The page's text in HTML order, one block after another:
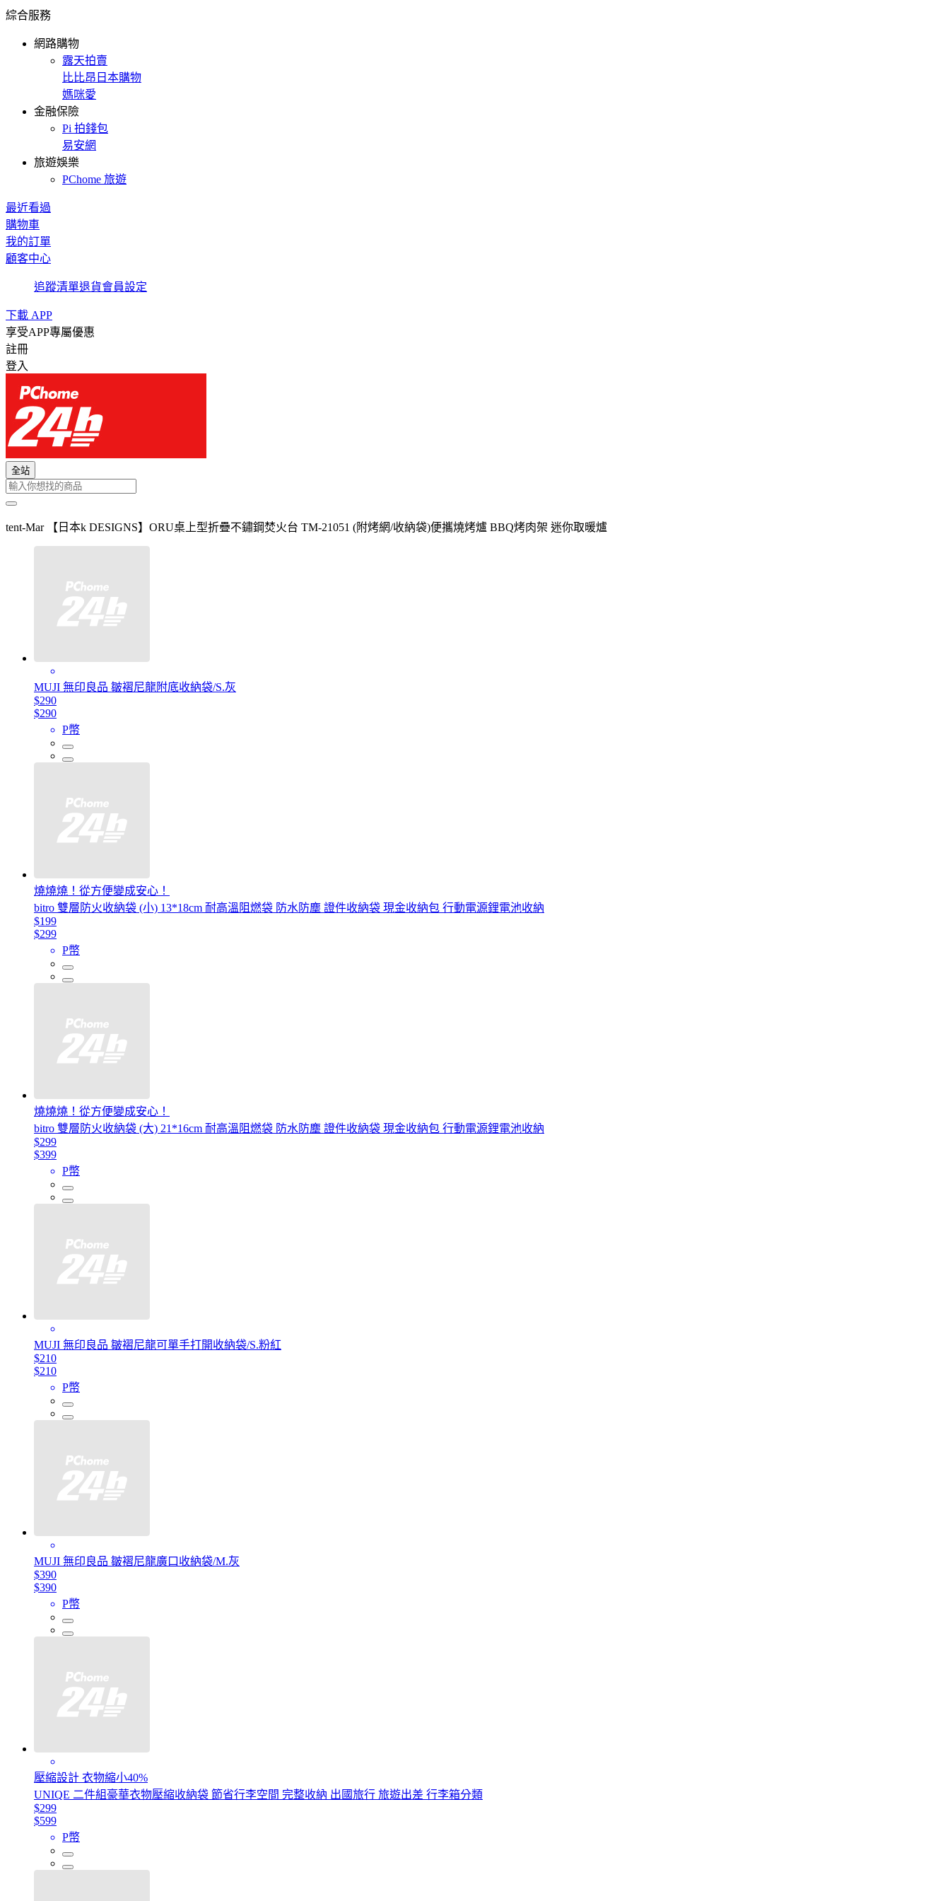
綜合服務
網路購物
露天拍賣
比比昂日本購物
媽咪愛
金融保險
Pi 拍錢包
易安網
旅遊娛樂
PChome 旅遊
最近看過
購物車
我的訂單
顧客中心
追蹤清單退貨會員設定
下載 APP
享受APP專屬優惠
註冊
登入
全站
tent-Mar 【日本k DESIGNS】ORU桌上型折疊不鏽鋼焚火台 TM-21051 (附烤網/收納袋)便攜燒烤爐 BBQ烤肉架 迷你取暖爐
MUJI 無印良品 皺褶尼龍附底收納袋/S.灰
$290
$290
P幣
燒燒燒！從方便變成安心！
bitro 雙層防火收納袋 (小) 13*18cm 耐高溫阻燃袋 防水防塵 證件收納袋 現金收納包 行動電源鋰電池收納
$199
$299
P幣
燒燒燒！從方便變成安心！
bitro 雙層防火收納袋 (大) 21*16cm 耐高溫阻燃袋 防水防塵 證件收納袋 現金收納包 行動電源鋰電池收納
$299
$399
P幣
MUJI 無印良品 皺褶尼龍可單手打開收納袋/S.粉紅
$210
$210
P幣
MUJI 無印良品 皺褶尼龍廣口收納袋/M.灰
$390
$390
P幣
壓縮設計 衣物縮小40%
UNIQE 二件組豪華衣物壓縮收納袋 節省行李空間 完整收納 出國旅行 旅遊出差 行李箱分類
$299
$599
P幣